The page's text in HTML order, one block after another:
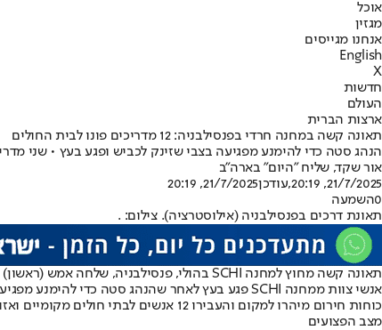
אוכל
מגזין
אנחנו מגייסים
English
X
חדשות
העולם
ארצות הברית
תאונה קשה במחנה חרדי בפנסילבניה: 12 מדריכים פונו לבית החולים
הנהג סטה כדי להימנע מפגיעה בצבי שזינק לכביש ופגע בעץ • שני
אור שקד, שליח "היום" בארה"ב
21/7/2025, 20:19
,עודכן21/7/2025, 20:19
0השמעה
תאונת דרכים בפנסילבניה (אילוסטרציה). צילום: .
אנשי צוות ממחנה SCHI פגע בעץ לאחר שהנהג סטה כדי להימנע מפגיעה בצבי שזינק לכביש. הנהג איבד שליטה על הרכב, מה שהוביל לפגיעה בעץ.
כוחות חירום מיהרו למקום והעבירו 12 אנשים לבתי חולים מקומיים ואזוריים שונים. שני אנשי צוות הוטסו במסוק רפואי למרכז הרפואי "סקרנטון" מתוך זהירות, עקב חשש לפציעות חמורות יותר.
מצב הפצועים